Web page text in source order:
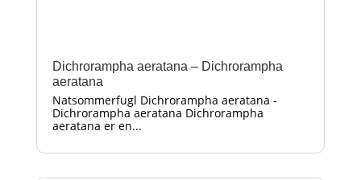
Dichrorampha aeratana – Dichrorampha
aeratana
Natsommerfugl Dichrorampha aeratana -
Dichrorampha aeratana Dichrorampha
aeratana er en...